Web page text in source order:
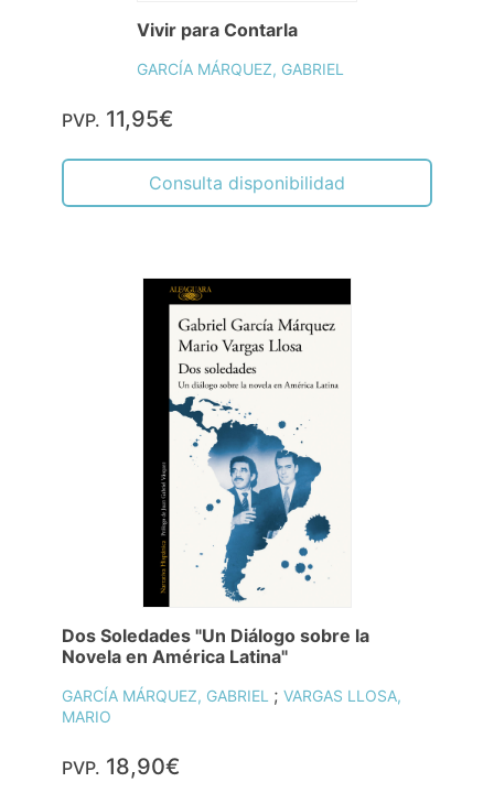
Vivir para Contarla
GARCÍA MÁRQUEZ, GABRIEL
PVP. 11,95€
Consulta disponibilidad
Dos Soledades "Un Diálogo sobre la
Novela en América Latina"
GARCÍA MÁRQUEZ, GABRIEL ; VARGAS LLOSA,
MARIO
PVP. 18,90€